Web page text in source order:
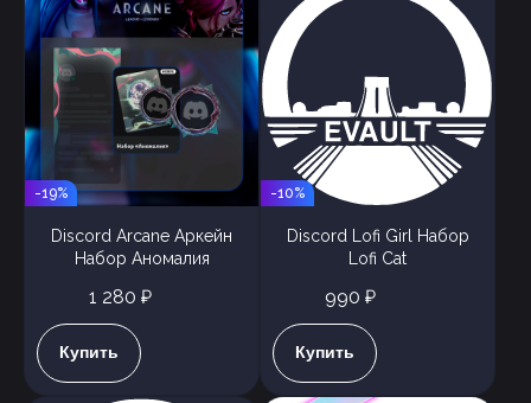
-19%
Discord Arcane Аркейн
Набор Аномалия
1 280 ₽
Купить
-10%
Discord Lofi Girl Набор
Lofi Cat
990 ₽
Купить